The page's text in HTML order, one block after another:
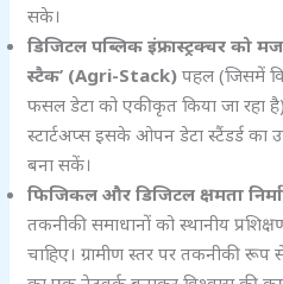
सके।
डिजिटल पब्लिक इंफ्रास्ट्रक्चर को
स्टैक’ (Agri-Stack) पहल (जिसमें
फसल डेटा को एकीकृत किया जा रहा
स्टार्टअप्स इसके ओपन डेटा स्टैंडर्ड
बना सकें।
फिजिकल और डिजिटल क्षमता
तकनीकी समाधानों को स्थानीय
चाहिए। ग्रामीण स्तर पर तकनीकी रूप